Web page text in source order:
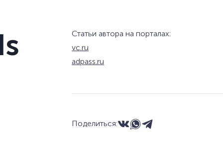
Статьи автора на порталах:
vc.ru
adpass.ru
Поделиться: